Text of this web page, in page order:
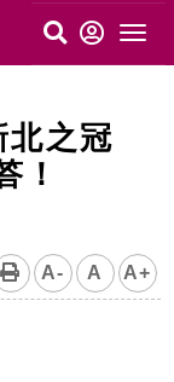
北之冠
！
A- A A+